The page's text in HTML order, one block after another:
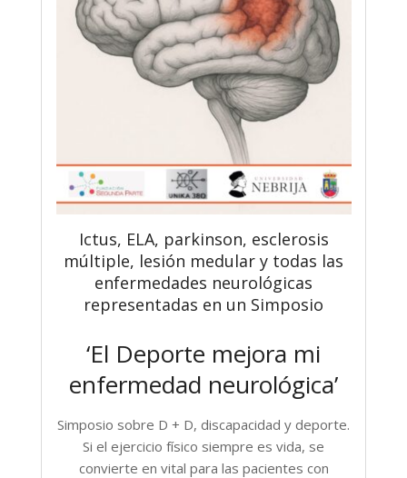
Ictus, ELA, parkinson, esclerosis
múltiple, lesión medular y todas las
enfermedades neurológicas
representadas en un Simposio
‘El Deporte mejora mi
enfermedad neurológica’
Simposio sobre D + D, discapacidad y deporte.
Si el ejercicio físico siempre es vida, se
convierte en vital para las pacientes con